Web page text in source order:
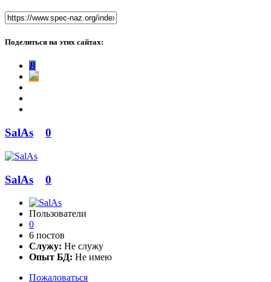
Поделиться на этих сайтах:
В
SalAs 0
SalAs 0
Пользователи
0
6 постов
Служу: Не служу
Опыт БД: Не имею
Пожаловаться